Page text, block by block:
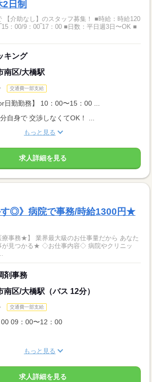
2日制
【介助なし】のスタッフ募集！ ■時給：時給120
：00/9：00‾17：00 ■日数：平日週3日〜OK ■
キング
南区/大橋駅
交通費一部支給
日勤勤務】 10：00〜15：00 ...
自身で 交渉しなくてOK！ ...
もっと見る
求人詳細を見る
す◎》病院で事務/時給1300円★
療事務★】 業界最大級のお仕事量だから あなた
事内容◇ 病院やクリニッ
剤事務
南区/大橋駅（バス 12分）
交通費一部支給
09：00〜12：00
もっと見る
求人詳細を見る